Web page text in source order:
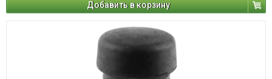
Добавить в корзину